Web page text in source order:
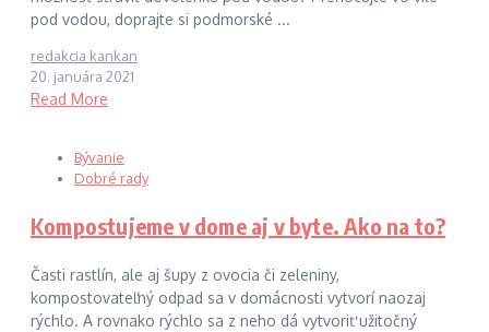
pod vodou, doprajte si podmorské ...
redakcia kankan
20. januára 2021
Read More
Bývanie
Dobré rady
Kompostujeme v dome aj v byte. Ako na to?
Časti rastlín, ale aj šupy z ovocia či zeleniny,
kompostovateľný odpad sa v domácnosti vytvorí naozaj
rýchlo. A rovnako rýchlo sa z neho dá vytvoriť užitočný